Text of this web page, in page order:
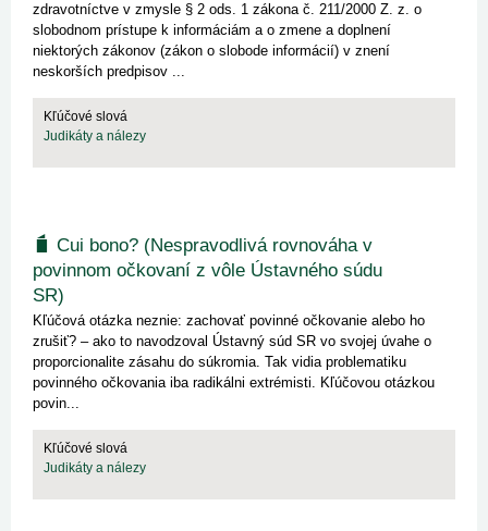
zdravotníctve v zmysle § 2 ods. 1 zákona č. 211/2000 Z. z. o
slobodnom prístupe k informáciám a o zmene a doplnení
niektorých zákonov (zákon o slobode informácií) v znení
neskorších predpisov ...
Kľúčové slová
Judikáty a nálezy
Cui bono? (Nespravodlivá rovnováha v
povinnom očkovaní z vôle Ústavného súdu
SR)
Kľúčová otázka neznie: zachovať povinné očkovanie alebo ho
zrušiť? – ako to navodzoval Ústavný súd SR vo svojej úvahe o
proporcionalite zásahu do súkromia. Tak vidia problematiku
povinného očkovania iba radikálni extrémisti. Kľúčovou otázkou
povin...
Kľúčové slová
Judikáty a nálezy